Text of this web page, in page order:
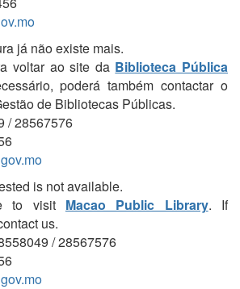
já não existe mais.
voltar ao site da Biblioteca Pública
poderá também contactar o
de Bibliotecas Públicas.
/ 28567576
is not available.
to visit Macao Public Library. If
us.
/ 28567576